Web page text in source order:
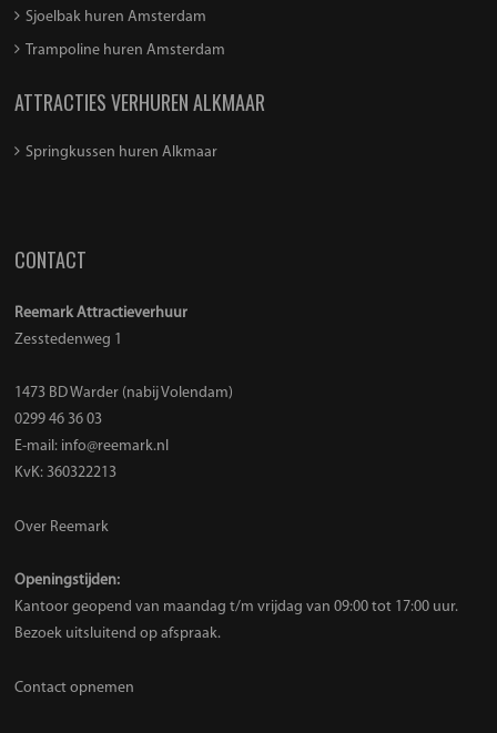
Sjoelbak huren Amsterdam
Trampoline huren Amsterdam
ATTRACTIES VERHUREN ALKMAAR
Springkussen huren Alkmaar
CONTACT
Reemark Attractieverhuur
Zesstedenweg 1
1473 BD Warder (nabij Volendam)
0299 46 36 03
E-mail: info@reemark.nl
KvK: 360322213
Over Reemark
Openingstijden:
Kantoor geopend van maandag t/m vrijdag van 09:00 tot 17:00 uur.
Bezoek uitsluitend op afspraak.
Contact opnemen